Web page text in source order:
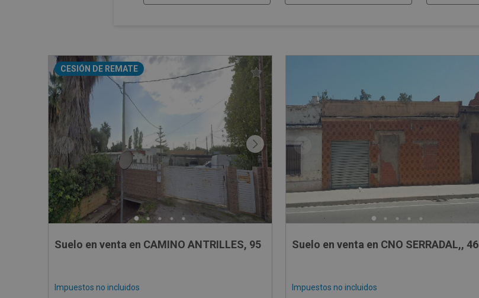
CESIÓN DE REMATE
Suelo en venta en CAMINO ANTRILLES, 95
Impuestos no incluidos
Suelo en venta en CNO SERRADAL,, 46
Impuestos no incluidos